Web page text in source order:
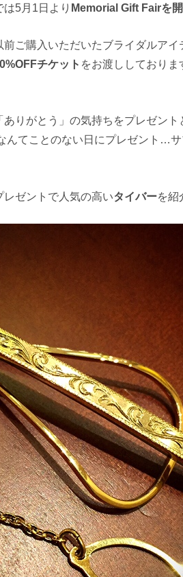
5月1日より Memorial Gift Fairを開
ご購入いただいたブライダルア
チケット をお渡ししており
りがとう」の気持ちをプレゼント
んてことのない日にプレゼント…
ゼントで人気の高いタイバーを紹